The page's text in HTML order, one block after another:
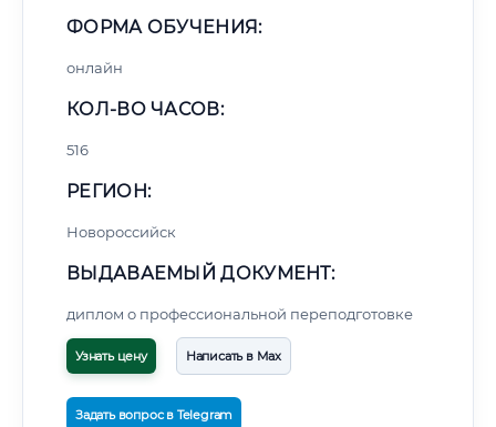
ФОРМА ОБУЧЕНИЯ:
онлайн
КОЛ-ВО ЧАСОВ:
516
РЕГИОН:
Новороссийск
ВЫДАВАЕМЫЙ ДОКУМЕНТ:
диплом о профессиональной переподготовке
Узнать цену Написать в Max
Задать вопрос в Telegram